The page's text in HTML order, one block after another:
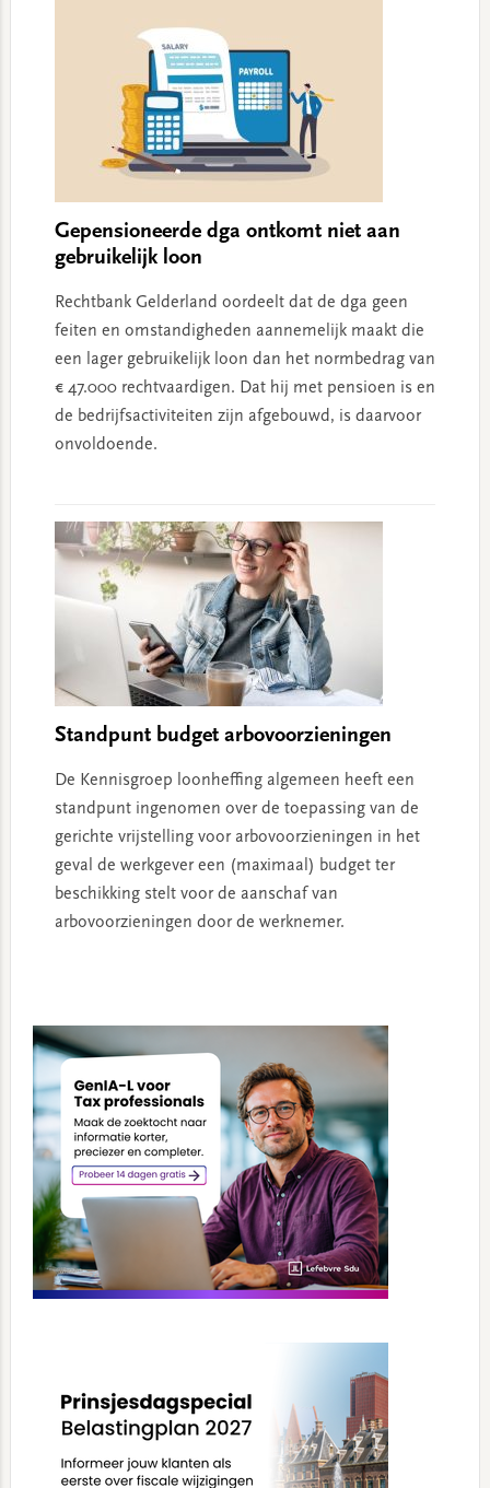
Gepensioneerde dga ontkomt niet aan
gebruikelijk loon
Rechtbank Gelderland oordeelt dat de dga geen
feiten en omstandigheden aannemelijk maakt die
een lager gebruikelijk loon dan het normbedrag van
€ 47.000 rechtvaardigen. Dat hij met pensioen is en
de bedrijfsactiviteiten zijn afgebouwd, is daarvoor
onvoldoende.
Standpunt budget arbovoorzieningen
De Kennisgroep loonheffing algemeen heeft een
standpunt ingenomen over de toepassing van de
gerichte vrijstelling voor arbovoorzieningen in het
geval de werkgever een (maximaal) budget ter
beschikking stelt voor de aanschaf van
arbovoorzieningen door de werknemer.
Sidebar